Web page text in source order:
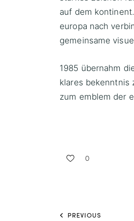
auf dem
europa nach
gemeinsame
1985 übernahm
klares bekenntnis
zum emblem der
0
PREVIOUS